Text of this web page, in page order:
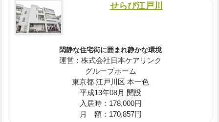
せらび江戸川
閑静な住宅街に囲まれ静かな環境
運営：株式会社日本ケアリンク
グループホーム
東京都 江戸川区 本一色
平成13年08月 開設
入居時：178,000円
月 額：170,857円